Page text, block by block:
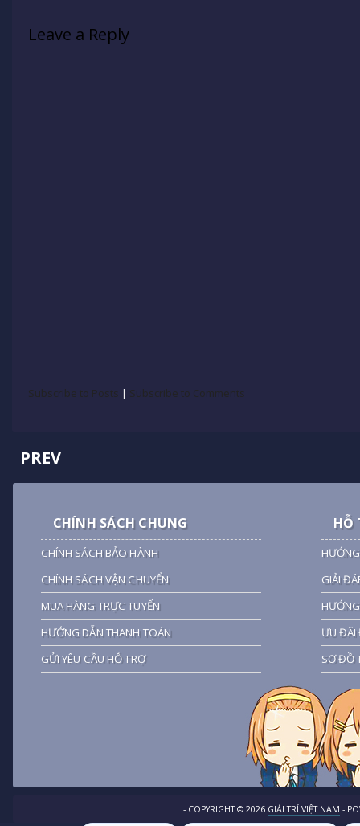
Leave a Reply
Subscribe to Posts | Subscribe to Comments
PREV
CHÍNH SÁCH CHUNG
CHÍNH SÁCH BẢO HÀNH
CHÍNH SÁCH VẬN CHUYỂN
MUA HÀNG TRỰC TUYẾN
HƯỚNG DẪN THANH TOÁN
GỬI YÊU CẦU HỖ TRỢ
HỖ
GIẢI
ƯU ĐÃI
SƠ ĐỒ
- COPYRIGHT © 2026 GIẢI TRÍ VIỆT NAM -